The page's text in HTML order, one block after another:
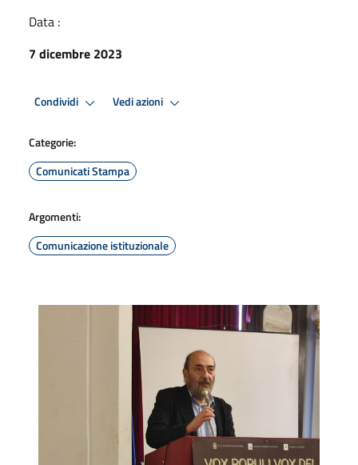
Data :
7 dicembre 2023
Condividi Vedi azioni
Categorie:
Comunicati Stampa
Argomenti:
Comunicazione istituzionale